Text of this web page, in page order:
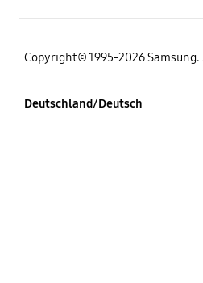
Copyright© 1995-2026
Deutschland/Deutsch